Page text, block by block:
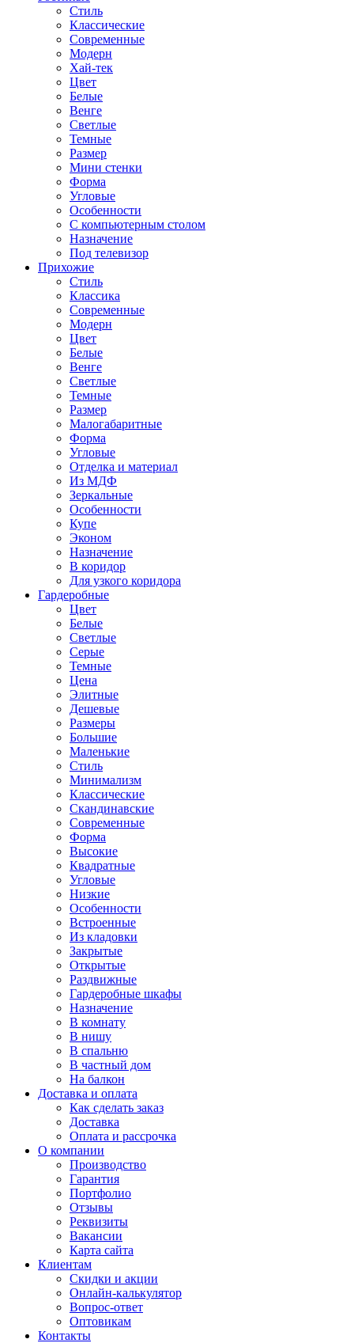
Стиль
Классические
Современные
Модерн
Хай-тек
Цвет
Белые
Венге
Светлые
Темные
Размер
Мини стенки
Форма
Угловые
Особенности
С компьютерным столом
Назначение
Под телевизор
Прихожие
Стиль
Классика
Современные
Модерн
Цвет
Белые
Венге
Светлые
Темные
Размер
Малогабаритные
Форма
Угловые
Отделка и материал
Из МДФ
Зеркальные
Особенности
Купе
Эконом
Назначение
В коридор
Для узкого коридора
Гардеробные
Цвет
Белые
Светлые
Серые
Темные
Цена
Элитные
Дешевые
Размеры
Большие
Маленькие
Стиль
Минимализм
Классические
Скандинавские
Современные
Форма
Высокие
Квадратные
Угловые
Низкие
Особенности
Встроенные
Из кладовки
Закрытые
Открытые
Раздвижные
Гардеробные шкафы
Назначение
В комнату
В нишу
В спальню
В частный дом
На балкон
Доставка и оплата
Как сделать заказ
Доставка
Оплата и рассрочка
О компании
Производство
Гарантия
Портфолио
Отзывы
Реквизиты
Вакансии
Карта сайта
Клиентам
Скидки и акции
Онлайн-калькулятор
Вопрос-ответ
Оптовикам
Контакты